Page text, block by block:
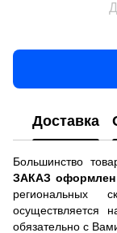
Доставка
Большинство
ЗАКАЗ оформлен
региональных
осуществляется
обязательно с